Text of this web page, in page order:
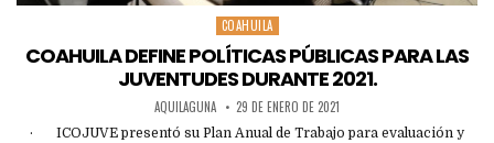
Posted
in
COAHUILA
COAHUILA DEFINE POLÍTICAS PÚBLICAS PARA LAS
JUVENTUDES DURANTE 2021.
AQUILAGUNA 29 DE ENERO DE 2021
· ICOJUVE presentó su Plan Anual de Trabajo para evaluación y